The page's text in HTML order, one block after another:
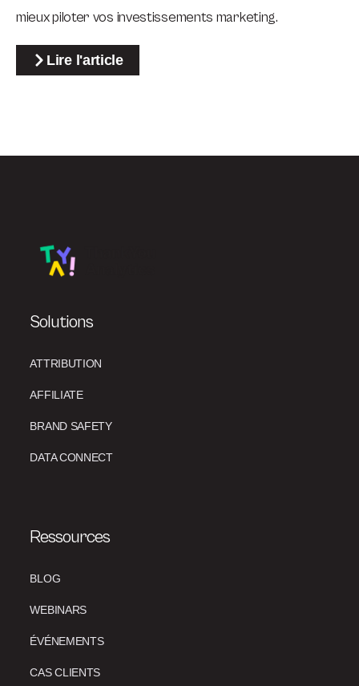
mieux piloter vos investissements marketing.
Lire l'article
Solutions
ATTRIBUTION
AFFILIATE
BRAND SAFETY
DATA CONNECT
Ressources
BLOG
WEBINARS
ÉVÉNEMENTS
CAS CLIENTS